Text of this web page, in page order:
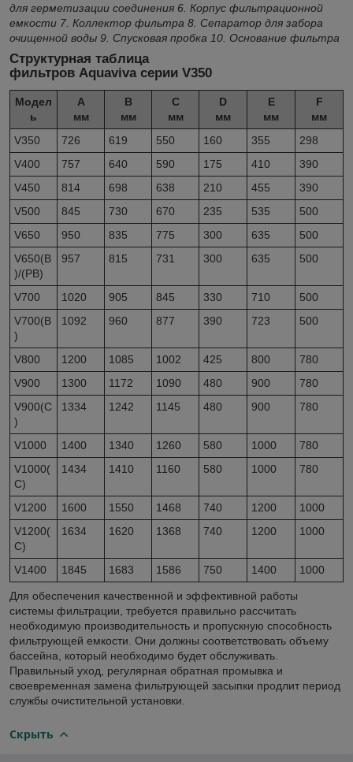
для герметизации соединения 6. Корпус фильтрационной
емкости 7. Коллектор фильтра 8. Сепаратор для забора
очищенной воды 9. Спусковая пробка 10. Основание фильтра
Структурная таблица
фильтров Aquaviva серии V350
Модел
ь
A
мм
B
мм
C
мм
D
мм
E
мм
F
мм
V350
726 619 550 160 355
298
V400
757 640 590 175 410
390
V450
814 698 638 210 455
390
V500
845 730 670 235 535
500
V650
950 835 775 300 635
500
V650(B
)/(PB)
957 815 731 300 635 500
V700 1020 905 845 330 710
500
V700(B
)
1092 960 877 390 723 500
V800 1200 1085 1002 425 800
780
V900
1300 1172 1090 480 900
780
V900(C
)
1334 1242 1145 480 900 780
V1000 1400 1340 1260 580 1000
780
V1000(
C)
1434 1410 1160 580 1000 780
V1200 1600 1550 1468 740 1200
1000
V1200(
C)
1634 1620 1368 740 1200 1000
V1400 1845 1683 1586 750 1400 1000
Для обеспечения качественной и эффективной работы
системы фильтрации, требуется правильно рассчитать
необходимую производительность и пропускную способность
фильтрующей емкости. Они должны соответствовать объему
бассейна, который необходимо будет обслуживать.
Правильный уход, регулярная обратная промывка и
своевременная замена фильтрующей засыпки продлит период
службы очистительной установки.
Скрыть